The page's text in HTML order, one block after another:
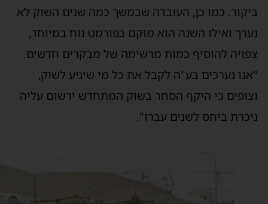
כמו כן, העובדה שבמשך כמה שנים השוק לא
ואילו השנה הוא מוקם בפורמט נוח במיוחד,
להוסיף כמות מרשימה של מבקרים חדשים.
נערכים בע"ה לקבל את כל מי שיגיע לשוק,
כי היקף הסחר בשוק המתחדש ירשום עליה
ביחס לשנים עברו".